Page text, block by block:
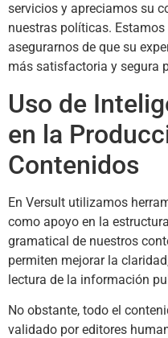
servicios y apreciamos su
nuestras políticas.
asegurarnos de que su
más satisfactoria y segura
Uso de
en la
Contenidos
En Versult utilizamos
como apoyo en la
gramatical de nuestros
permiten mejorar la
lectura de la información
No obstante, todo el
validado por editores